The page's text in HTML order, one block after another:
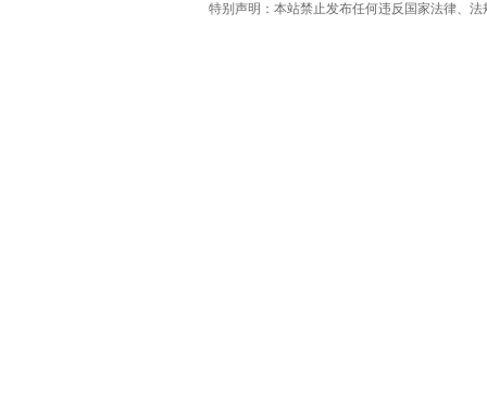
特别声明：本站禁止发布任何违反国家法律、